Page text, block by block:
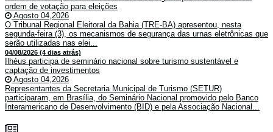
ordem de votação para eleições
Agosto 04,2026
O Tribunal Regional Eleitoral da Bahia (TRE-BA) apresentou, nesta
segunda-feira (3), os mecanismos de segurança das urnas eletrônicas que
serão utilizadas nas elei...
04/08/2026 (4 dias atrás)
Ilhéus participa de seminário nacional sobre turismo sustentável e
captação de investimentos
Agosto 04,2026
Representantes da Secretaria Municipal de Turismo (SETUR)
participaram, em Brasília, do Seminário Nacional promovido pelo Banco
Interamericano de Desenvolvimento (BID) e pela Associação Nacional...